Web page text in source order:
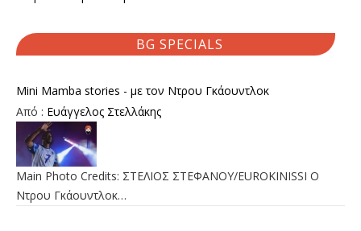
BG SPECIALS
Mini Mamba stories - με τον Ντρου Γκάουντλοκ
Από : Ευάγγελος Στελλάκης
Main Photo Credits: ΣΤΕΛΙΟΣ ΣΤΕΦΑΝΟΥ/EUROKINISSI Ο
Ντρου Γκάουντλοκ…